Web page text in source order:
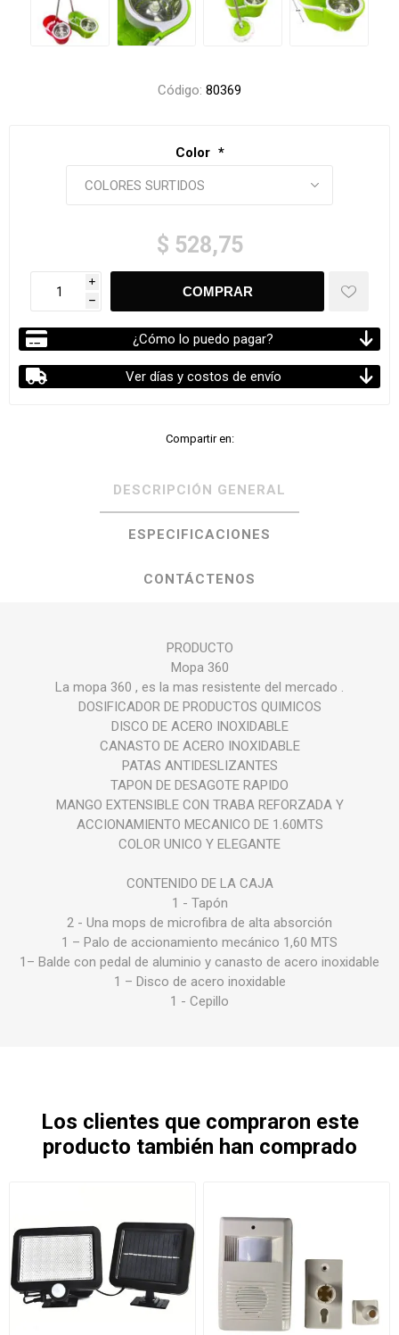
Código: 80369
Color *
$ 528,75
i
h
¿Cómo lo puedo pagar?
Ver días y costos de envío
Compartir en:
DESCRIPCIÓN GENERAL
ESPECIFICACIONES
CONTÁCTENOS
PRODUCTO
Mopa 360
La mopa 360 , es la mas resistente del mercado .
DOSIFICADOR DE PRODUCTOS QUIMICOS
DISCO DE ACERO INOXIDABLE
CANASTO DE ACERO INOXIDABLE
PATAS ANTIDESLIZANTES
TAPON DE DESAGOTE RAPIDO
MANGO EXTENSIBLE CON TRABA REFORZADA Y
ACCIONAMIENTO MECANICO DE 1.60MTS
COLOR UNICO Y ELEGANTE
CONTENIDO DE LA CAJA
1 - Tapón
2 - Una mops de microfibra de alta absorción
1 – Palo de accionamiento mecánico 1,60 MTS
1– Balde con pedal de aluminio y canasto de acero inoxidable
1 – Disco de acero inoxidable
1 - Cepillo
Los clientes que compraron este
producto también han comprado